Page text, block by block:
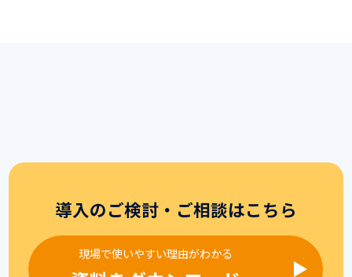
導入のご検討・ご相談はこちら
現場で使いやすい理由がわかる